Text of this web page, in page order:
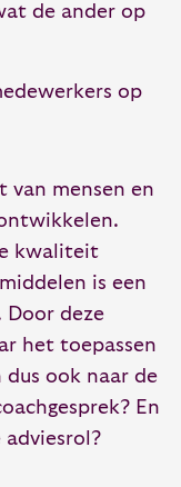
de ander op
op
van mensen en
kwaliteit
is een
Door deze
het toepassen
dus ook naar de
En